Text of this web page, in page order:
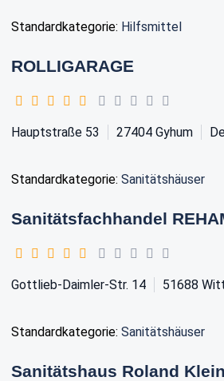
Standardkategorie: Hilfsmittel
ROLLIGARAGE
Hauptstraße 53 27404 Gyhum
Standardkategorie: Sanitätshäuser
Sanitätsfachhandel
Gottlieb-Daimler-Str. 14 51688
Standardkategorie: Sanitätshäuser
Sanitätshaus Roland